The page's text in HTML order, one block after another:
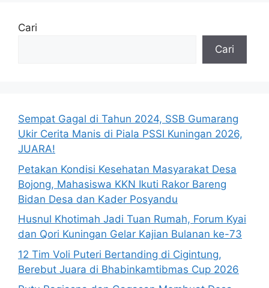
Cari
Cari
Sempat Gagal di Tahun 2024, SSB Gumarang
Ukir Cerita Manis di Piala PSSI Kuningan 2026,
JUARA!
Petakan Kondisi Kesehatan Masyarakat Desa
Bojong, Mahasiswa KKN Ikuti Rakor Bareng
Bidan Desa dan Kader Posyandu
Husnul Khotimah Jadi Tuan Rumah, Forum Kyai
dan Qori Kuningan Gelar Kajian Bulanan ke-73
12 Tim Voli Puteri Bertanding di Cigintung,
Berebut Juara di Bhabinkamtibmas Cup 2026